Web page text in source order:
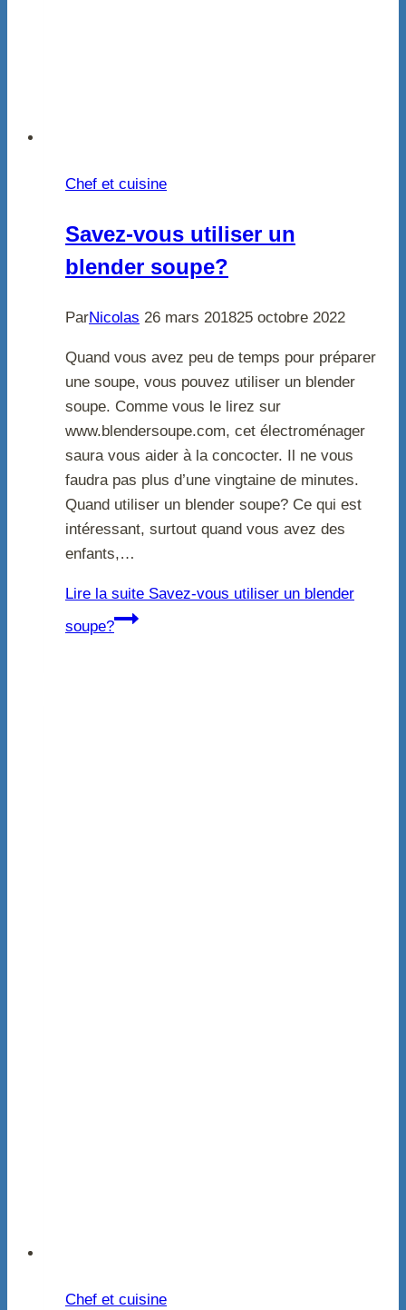
Chef et cuisine
Savez-vous utiliser un
blender soupe?
ParNicolas 26 mars 201825 octobre 2022
Quand vous avez peu de temps pour préparer
une soupe, vous pouvez utiliser un blender
soupe. Comme vous le lirez sur
www.blendersoupe.com, cet électroménager
saura vous aider à la concocter. Il ne vous
faudra pas plus d’une vingtaine de minutes.
Quand utiliser un blender soupe? Ce qui est
intéressant, surtout quand vous avez des
enfants,…
Lire la suite Savez-vous utiliser un blender
soupe?
Chef et cuisine